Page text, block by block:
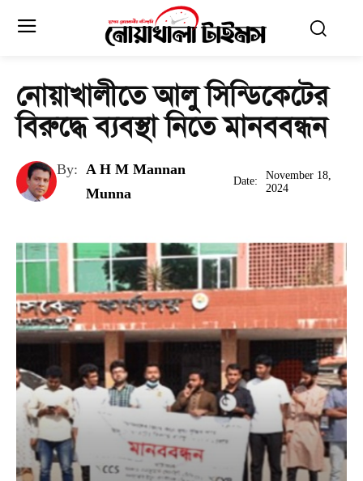
নোয়াখালীতে আলু সিন্ডিকেটের
বিরুদ্ধে ব্যবস্থা নিতে মানববন্ধন
By: A H M Mannan
Munna
Date:
November 18,
2024